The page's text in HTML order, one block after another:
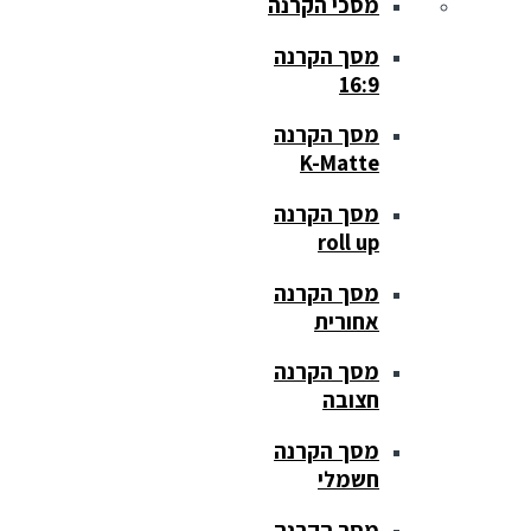
מסך הקרנה
16:9
מסך הקרנה
K-Matte
מסך הקרנה
roll up
מסך הקרנה
אחורית
מסך הקרנה
חצובה
מסך הקרנה
חשמלי